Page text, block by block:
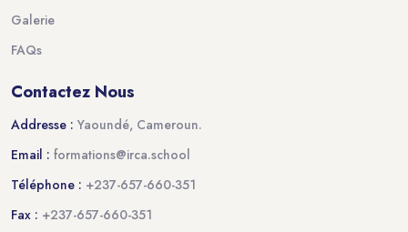
Galerie
FAQs
Contactez Nous
Addresse : Yaoundé, Cameroun.
Email : formations@irca.school
Téléphone : +237-657-660-351
Fax : +237-657-660-351